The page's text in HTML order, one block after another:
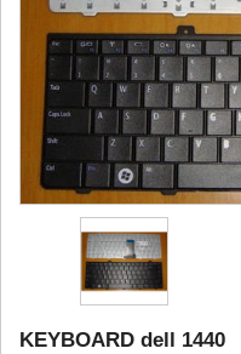
KEYBOARD dell 1440